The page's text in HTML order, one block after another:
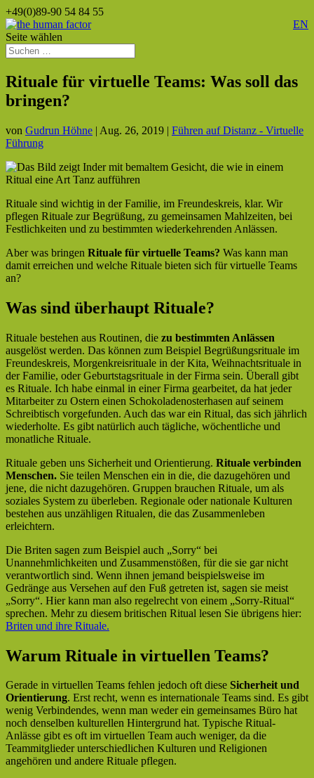
+49(0)89-90 54 84 55
EN
Seite wählen
Rituale für virtuelle Teams: Was soll das
bringen?
von Gudrun Höhne | Aug. 26, 2019 | Führen auf Distanz - Virtuelle
Führung
Rituale sind wichtig in der Familie, im Freundeskreis, klar. Wir
pflegen Rituale zur Begrüßung, zu gemeinsamen Mahlzeiten, bei
Festlichkeiten und zu bestimmten wiederkehrenden Anlässen.
Aber was bringen Rituale für virtuelle Teams? Was kann man
damit erreichen und welche Rituale bieten sich für virtuelle Teams
an?
Was sind überhaupt Rituale?
Rituale bestehen aus Routinen, die zu bestimmten Anlässen
ausgelöst werden. Das können zum Beispiel Begrüßungsrituale im
Freundeskreis, Morgenkreisrituale in der Kita, Weihnachtsrituale in
der Familie, oder Geburtstagsrituale in der Firma sein. Überall gibt
es Rituale. Ich habe einmal in einer Firma gearbeitet, da hat jeder
Mitarbeiter zu Ostern einen Schokoladenosterhasen auf seinem
Schreibtisch vorgefunden. Auch das war ein Ritual, das sich jährlich
wiederholte. Es gibt natürlich auch tägliche, wöchentliche und
monatliche Rituale.
Rituale geben uns Sicherheit und Orientierung. Rituale verbinden
Menschen. Sie teilen Menschen ein in die, die dazugehören und
jene, die nicht dazugehören. Gruppen brauchen Rituale, um als
soziales System zu überleben. Regionale oder nationale Kulturen
bestehen aus unzähligen Ritualen, die das Zusammenleben
erleichtern.
Die Briten sagen zum Beispiel auch „Sorry“ bei
Unannehmlichkeiten und Zusammenstößen, für die sie gar nicht
verantwortlich sind. Wenn ihnen jemand beispielsweise im
Gedränge aus Versehen auf den Fuß getreten ist, sagen sie meist
„Sorry“. Hier kann man also regelrecht von einem „Sorry-Ritual“
sprechen. Mehr zu diesem britischen Ritual lesen Sie übrigens hier:
Briten und ihre Rituale.
Warum Rituale in virtuellen Teams?
Gerade in virtuellen Teams fehlen jedoch oft diese Sicherheit und
Orientierung. Erst recht, wenn es internationale Teams sind. Es gibt
wenig Verbindendes, wenn man weder ein gemeinsames Büro hat
noch denselben kulturellen Hintergrund hat. Typische Ritual-
Anlässe gibt es oft im virtuellen Team auch weniger, da die
Teammitglieder unterschiedlichen Kulturen und Religionen
angehören und andere Rituale pflegen.